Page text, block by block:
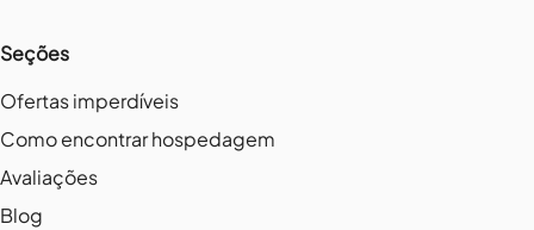
Seções
Ofertas imperdíveis
Como encontrar hospedagem
Avaliações
Blog